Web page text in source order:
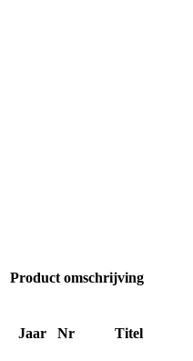
Product omschrijving
Jaar Nr Titel